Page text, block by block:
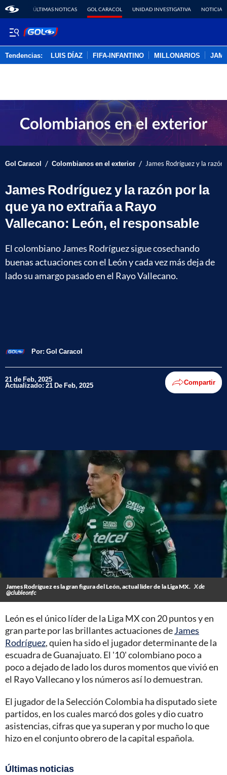
ÚLTIMAS NOTICAS GOL CARACOL UNIDAD INVESTIGATIVA NOTICIAS
Tendencias: LUIS DÍAZ FIFA-INFANTINO MILLONARIOS
Gol Caracol / Colombianos en el exterior / James Rodríguez y la
James Rodríguez y la razón por la
que ya no extraña a Rayo
Vallecano: León, el responsable
El colombiano James Rodríguez sigue cosechando
buenas actuaciones con el León y cada vez más deja de
lado su amargo pasado en el Rayo Vallecano.
Por: Gol Caracol
21 de Feb, 2025
Actualizado: 21 De Feb, 2025 Compartir
James Rodríguez es la gran figura del León, actual líder de la Liga MX. X de
@clubleonfc
León es el único líder de la Liga MX con 20 puntos y en
gran parte por las brillantes actuaciones deJames
Rodríguez, quien ha sido el jugador determinante de la
escuadra de Guanajuato. El '10' colombiano poco a
poco a dejado de lado los duros momentos que vivió en
el Rayo Vallecano y los números así lo demuestran.
El jugador de la Selección Colombia ha disputado siete
partidos, en los cuales marcó dos goles y dio cuatro
asistencias, cifras que ya superan y por mucho lo que
hizo en el conjunto obrero de la capital española.
Últimas noticias